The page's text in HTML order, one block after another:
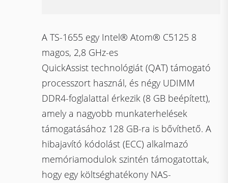
A TS-1655 egy Intel® Atom® C5125 8
magos, 2,8 GHz-es
QuickAssist technológiát (QAT) támogató
processzort használ, és négy UDIMM
DDR4-foglalattal érkezik (8 GB beépített),
amely a nagyobb munkaterhelések
támogatásához 128 GB-ra is bővíthető. A
hibajavító kódolást (ECC) alkalmazó
memóriamodulok szintén támogatottak,
hogy egy költséghatékony NAS-